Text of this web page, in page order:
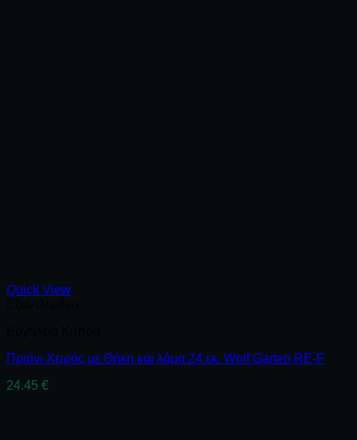
Quick View
Πριόνι Χειρός με Θήκη και λάμα 24 εκ. Wolf Garten RE-F
24.45 €